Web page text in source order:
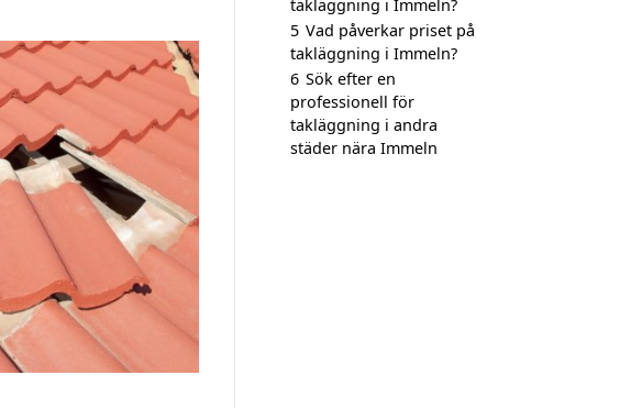
takläggning i Immeln?
5 Vad påverkar priset på
takläggning i Immeln?
6 Sök efter en
professionell för
takläggning i andra
städer nära Immeln